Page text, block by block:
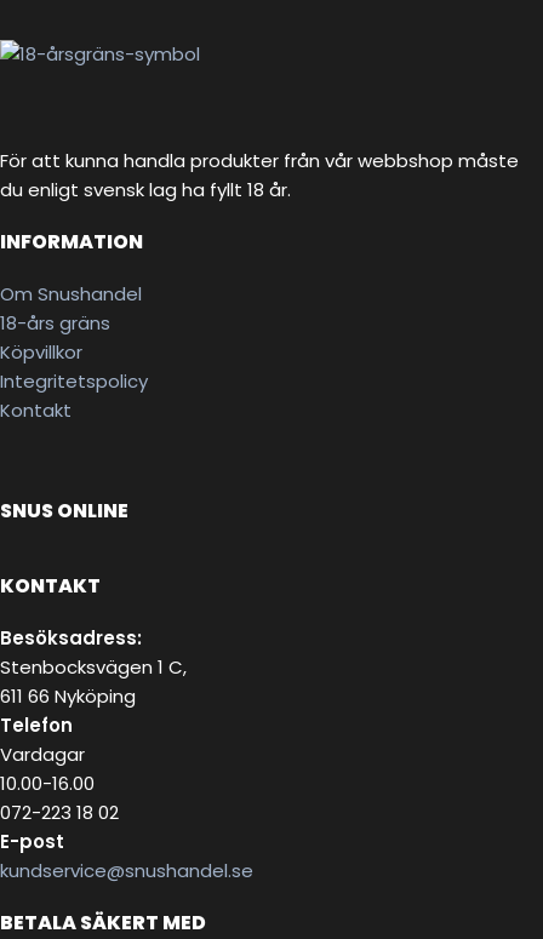
För att kunna handla produkter från vår webbshop måste
du enligt svensk lag ha fyllt 18 år.
INFORMATION
Om Snushandel
18-års gräns
Köpvillkor
Integritetspolicy
Kontakt
SNUS ONLINE
KONTAKT
Besöksadress:
Stenbocksvägen 1 C,
611 66 Nyköping
Telefon
Vardagar
10.00-16.00
072-223 18 02
E-post
kundservice@snushandel.se
BETALA SÄKERT MED